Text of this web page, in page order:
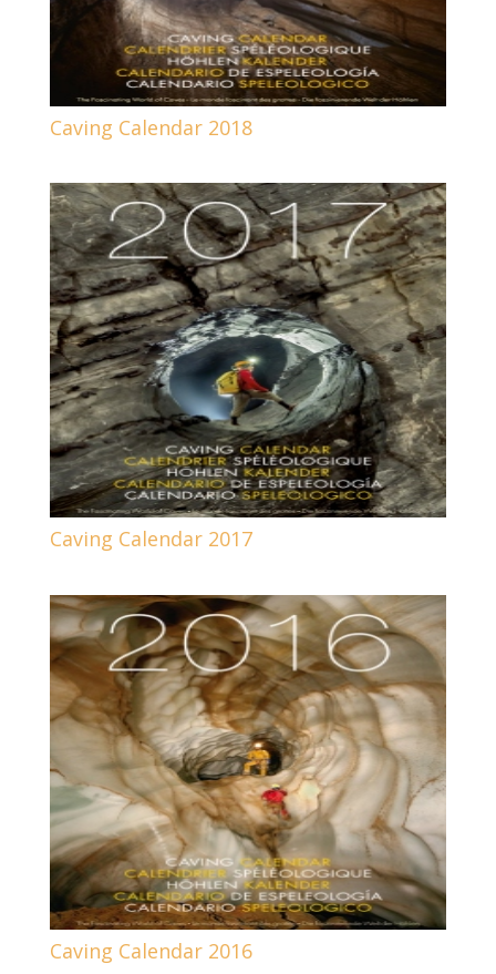
Caving Calendar 2018
Caving Calendar 2017
Caving Calendar 2016